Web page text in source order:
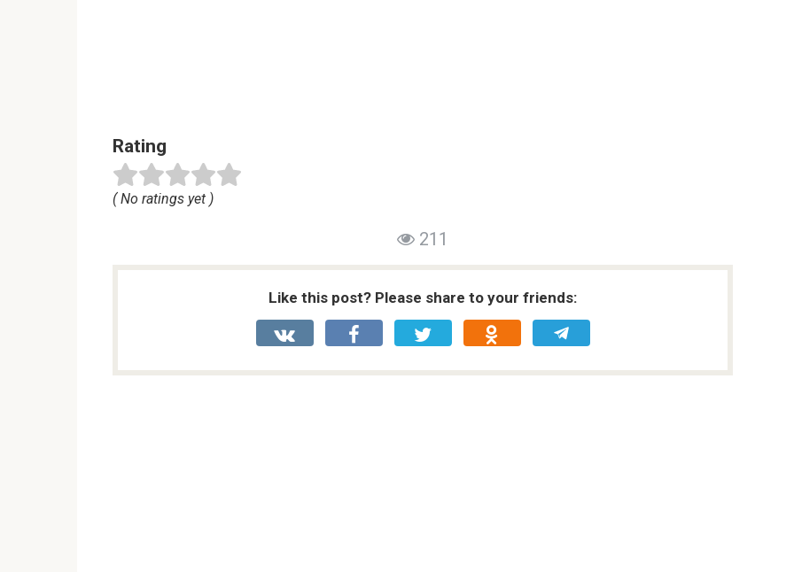
Rating
( No ratings yet )
211
Like this post? Please share to your friends: